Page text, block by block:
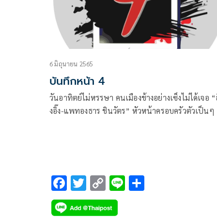
6 มิถุนายน 2565
บันทึกหน้า 4
วันอาทิตย์ไม่หรรษา คนเมืองช้างอย่างเซ็งไม่ได้เจอ
งอิ๊ง-แพทองธาร ชินวัตร” หัวหน้าครอบครัวตัวเป็นๆ
F
ac
T
wi
C
o
Li